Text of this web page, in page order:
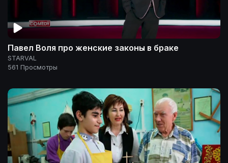
Павел Воля про женские законы в браке
STARVAL
561 Просмотры